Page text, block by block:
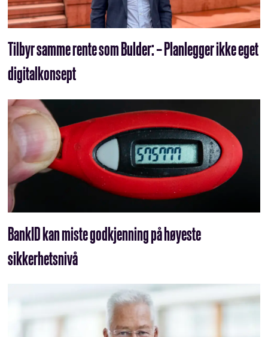
Tilbyr samme rente som Bulder: – Planlegger ikke eget
digitalkonsept
BankID kan miste godkjenning på høyeste
sikkerhetsnivå